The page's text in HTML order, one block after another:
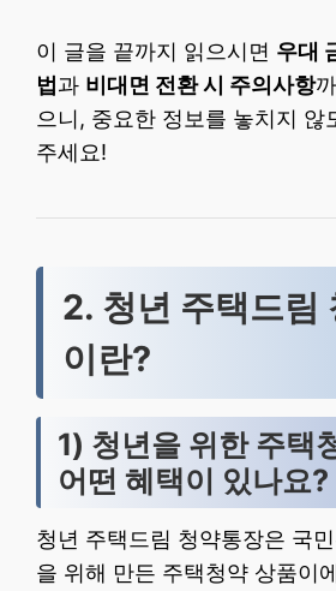
이 글을 끝까지 읽으시면 우대
법 과 비대면 전환 시 주의사항
으니, 중요한 정보를 놓치지 않
주세요!
2. 청년 주택드림
이란?
1) 청년을 위한 주택
어떤 혜택이 있나요?
청년 주택드림 청약통장은 국
을 위해 만든 주택청약 상품이